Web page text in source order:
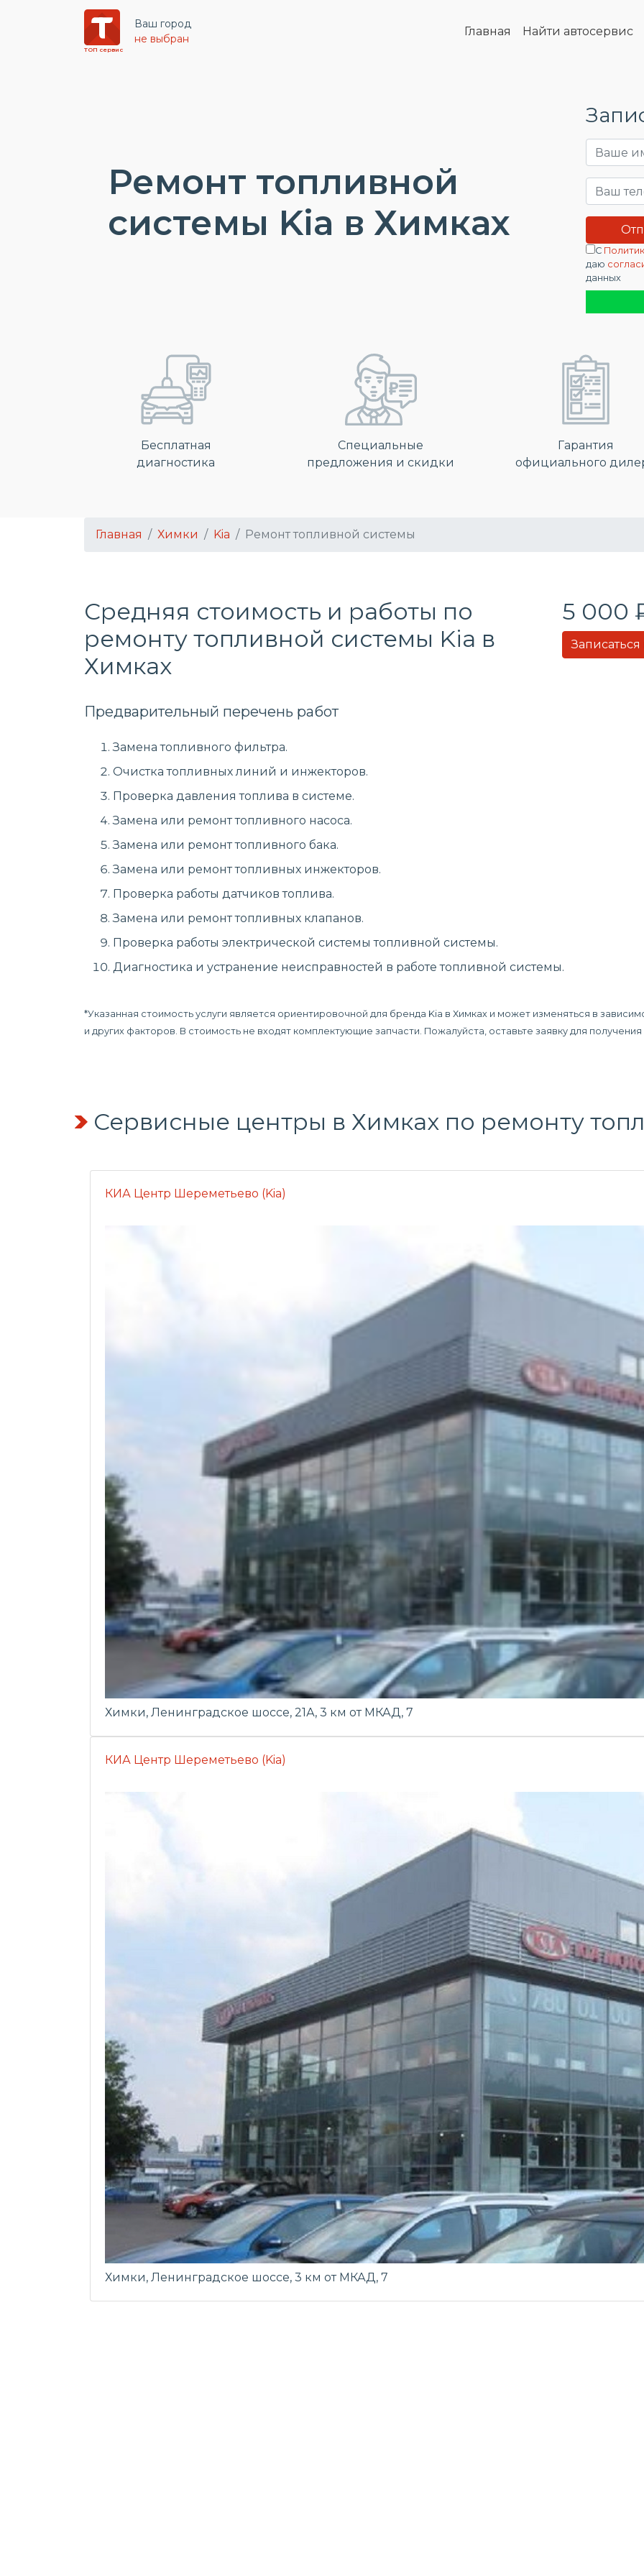
ТОП сервис
Ваш город
не выбран
Главная Найти автосервис
Ремонт топливной
системы Kia в Химках
С
даю
данных
Бесплатная
диагностика
Специальные
предложения и скидки
Гарантия
официального
Главная Химки Kia Ремонт топливной системы
Средняя стоимость и работы по
ремонту топливной системы Kia в
Химках
5 000
Предварительный перечень работ
Замена топливного фильтра.
Очистка топливных линий и инжекторов.
Проверка давления топлива в системе.
Замена или ремонт топливного насоса.
Замена или ремонт топливного бака.
Замена или ремонт топливных инжекторов.
Проверка работы датчиков топлива.
Замена или ремонт топливных клапанов.
Проверка работы электрической системы топливной системы.
Диагностика и устранение неисправностей в работе топливной системы.
*Указанная стоимость услуги является ориентировочной для бренда Kia в Химках и может изменяться в
и других факторов. В стоимость не входят комплектующие запчасти. Пожалуйста, оставьте заявку для
Сервисные центры в Химках по ремонту
КИА Центр Шереметьево (Kia)
Химки, Ленинградское шоссе, 21А, 3 км от МКАД, 7
КИА Центр Шереметьево (Kia)
Химки, Ленинградское шоссе, 3 км от МКАД, 7